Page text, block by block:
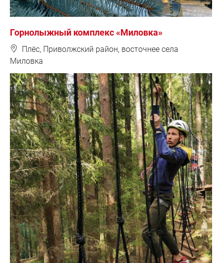
Горнолыжный комплекс «Миловка»
❽ Плёс, Приволжский район, восточнее села
Миловка